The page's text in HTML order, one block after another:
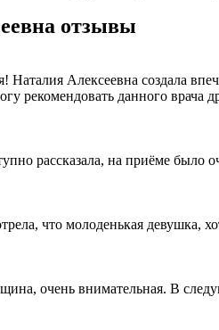
отзывы
Наталия Алексеевна создала
рекомендовать данного врача
рассказала, на приёме было
что молоденькая девушка,
очень внимательная. В